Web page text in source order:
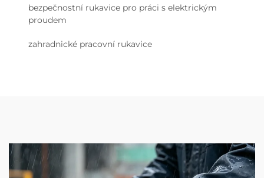
bezpečnostní rukavice pro práci s elektrickým
proudem
zahradnické pracovní rukavice